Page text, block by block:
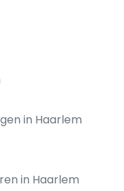
in Haarlem
in Haarlem